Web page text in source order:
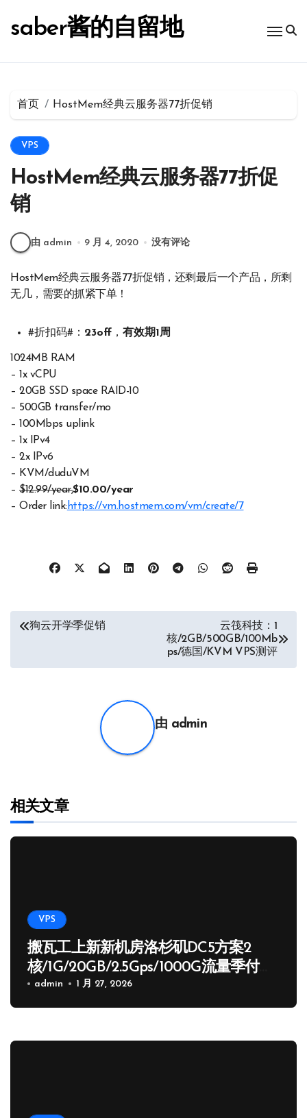
saber酱的自留地
首页 HostMem经典云服务器77折促销
VPS
HostMem经典云服务器77折促
销
由 admin 9 月 4, 2020 没有评论
HostMem经典云服务器77折促销，还剩最后一个产品，所剩
无几，需要的抓紧下单！
#折扣码#： 23off， 有效期1周
1024MB RAM
– 1x vCPU
– 20GB SSD space RAID-10
– 500GB transfer/mo
– 100Mbps uplink
– 1x IPv4
– 2x IPv6
– KVM/duduVM
–$12.99/year,$10.00/year
– Order link: https://vm.hostmem.com/vm/create/7
文
导
狗云开学季促销
云筏科技：1
核/2GB/500GB/100Mb
ps/德国/KVM VPS测评
由 admin
相关文章
VPS
搬瓦工上新新机房洛杉矶DC5方案2
核/1G/20GB/2.5Gps/1000G流量季付
65.89 USD
admin 1 月 27, 2026